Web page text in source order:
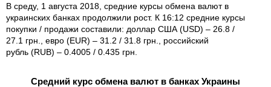
В среду, 1 августа 2018, средние курсы обмена валют в
украинских банках продолжили рост. К 16:12 средние курсы
покупки / продажи составили: доллар США (USD) – 26.8 /
27.1 грн., евро (EUR) – 31.2 / 31.8 грн., российский
рубль (RUB) – 0.4005 / 0.435 грн.
Средний курс обмена валют в банках Украины